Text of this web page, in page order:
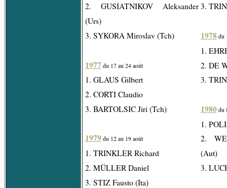
2. GUSIATNIKOV Aleksander
(Urs)
3. SYKORA Miroslav (Tch)
1977 du 17 au 24 août
1. GLAUS Gilbert
2. CORTI Claudio
3. BARTOLSIC Jiri (Tch)
1979 du 12 au 19 août
1. TRINKLER Richard
2. MÜLLER Daniel
3. STIZ Fausto (Ita)
3.
1978 du
1.
2. DE
3.
1980 du
1.
2.
(Aut)
3.